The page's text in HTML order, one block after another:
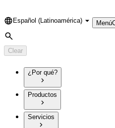
Language
Español (Latinoamérica) Menú
Search
Clear
¿Por qué?
Productos
Servicios